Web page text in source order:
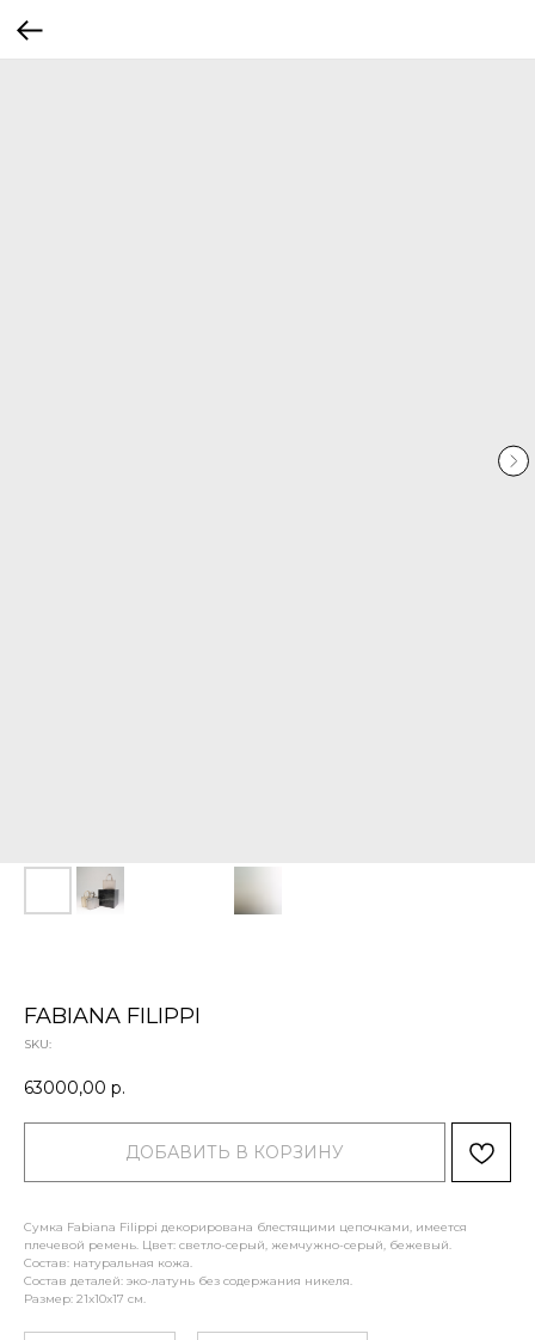
FABIANA FILIPPI
SKU:
63000,00 р.
ДОБАВИТЬ В КОРЗИНУ
Сумка Fabiana Filippi декорирована блестящими цепочками, имеется
плечевой ремень. Цвет: светло-серый, жемчужно-серый, бежевый.
Состав: натуральная кожа.
Состав деталей: эко-латунь без содержания никеля.
Размер: 21x10x17 см.